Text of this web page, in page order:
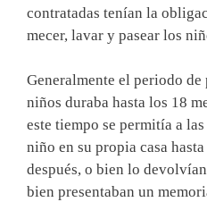
contratadas tenían la
mecer, lavar y pasear los
Generalmente el periodo
niños duraba hasta los 18
este tiempo se permitía a
niño en su propia casa
después, o bien lo
bien presentaban un